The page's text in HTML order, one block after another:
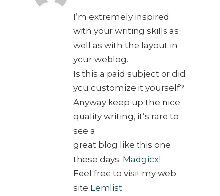
I’m extremely inspired
with your writing skills as
well as with the layout in
your weblog.
Is this a paid subject or did
you customize it yourself?
Anyway keep up the nice
quality writing, it’s rare to
see a
great blog like this one
these days. Madgicx!
Feel free to visit my web
site Lemlist